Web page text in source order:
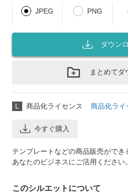
JPEG PNG
ダウン
まとめてダ
L 商品化ライセンス 商品化ライ
今すぐ購入
テンプレートなどの商品販売ができ
あなたのビジネスにご活用ください。
このシルエットについて